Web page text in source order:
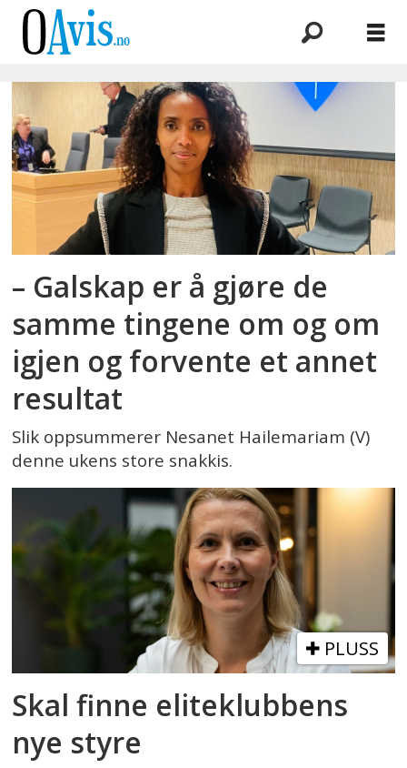
Emne:
økonomisk
krise
– Galskap er å gjøre de
samme tingene om og om
igjen og forvente et annet
resultat
Slik oppsummerer Nesanet Hailemariam (V)
denne ukens store snakkis.
PLUSS
Skal finne eliteklubbens
nye styre